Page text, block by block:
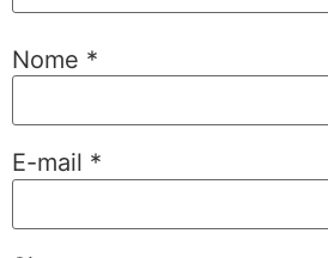
Nome *
E-mail *